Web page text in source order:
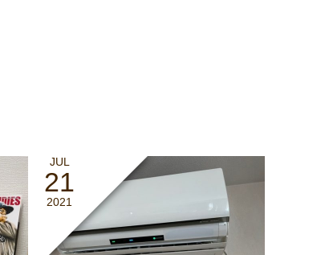
JUL
21
2021